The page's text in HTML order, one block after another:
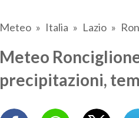
Meteo Italia Lazio
Meteo
precipitazioni,